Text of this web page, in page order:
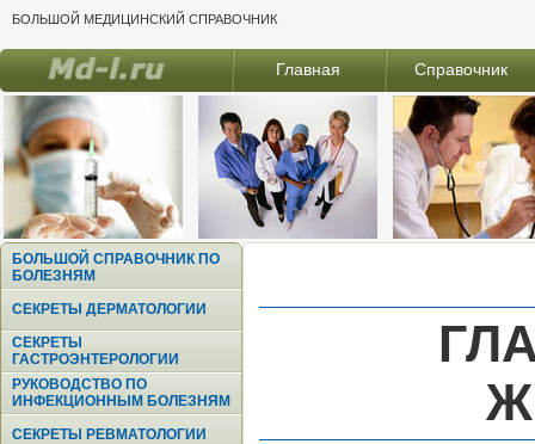
БОЛЬШОЙ МЕДИЦИНСКИЙ СПРАВОЧНИК
Главная Справочник
БОЛЬШОЙ СПРАВОЧНИК ПО
БОЛЕЗНЯМ
СЕКРЕТЫ ДЕРМАТОЛОГИИ
СЕКРЕТЫ
ГАСТРОЭНТЕРОЛОГИИ
РУКОВОДСТВО ПО
ИНФЕКЦИОННЫМ БОЛЕЗНЯМ
СЕКРЕТЫ РЕВМАТОЛОГИИ